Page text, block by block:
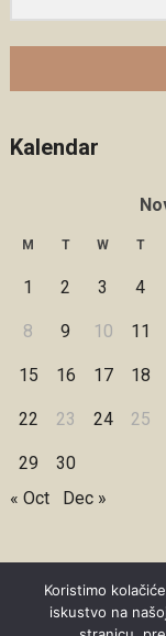
Kalendar
M T W T
1 2 3 4
8 9 10 11
15 16 17 18
22 23 24 25
29
30
« Oct
Dec »
Copyright © 2026
Koristimo
iskustvo na